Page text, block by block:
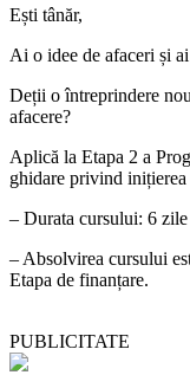
Ești tânăr,
Ai o idee de afaceri și
Deții o întreprindere
afacere?
Aplică la Etapa 2 a
ghidare privind inițierea
– Durata cursului: 6 zile
– Absolvirea cursului
Etapa de finanțare.
PUBLICITATE